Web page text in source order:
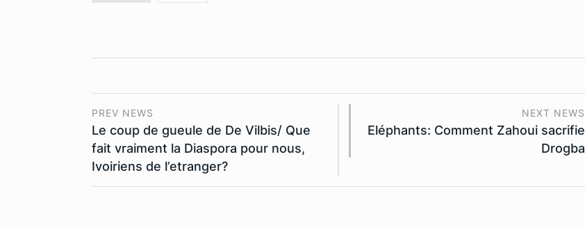
PREV NEWS
Le coup de gueule de De Vilbis/ Que
fait vraiment la Diaspora pour nous,
Ivoiriens de l’etranger?
NEXT NEWS
Eléphants: Comment Zahoui sacrifie
Drogba